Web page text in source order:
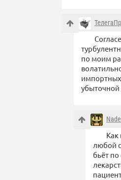
по моим
импортных
убыточной
Как
любой
бьёт